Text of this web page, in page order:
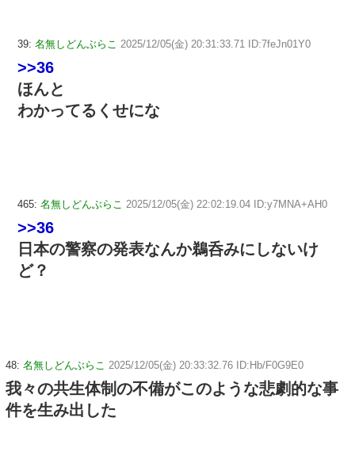
39: 名無しどんぶらこ 2025/12/05(金) 20:31:33.71 ID:7feJn01Y0
>>36
ほんと
わかってるくせにな
465: 名無しどんぶらこ 2025/12/05(金) 22:02:19.04 ID:y7MNA+AH0
>>36
日本の警察の発表なんか鵜呑みにしないけ
ど？
48: 名無しどんぶらこ 2025/12/05(金) 20:33:32.76 ID:Hb/F0G9E0
我々の共生体制の不備がこのような悲劇的な事
件を生み出した